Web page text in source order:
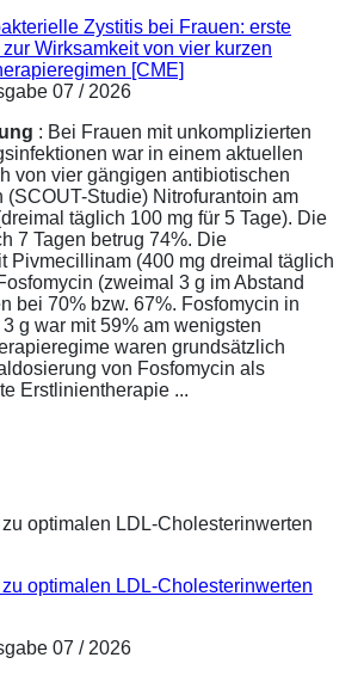
Zystitis bei Frauen: erste
Wirksamkeit von vier kurzen
[CME]
07 / 2026
: Bei Frauen mit unkomplizierten
war in einem aktuellen
von vier gängigen antibiotischen
(SCOUT-Studie) Nitrofurantoin am
täglich 100 mg für 5 Tage). Die
7 Tagen betrug 74%. Die
Pivmecillinam (400 mg dreimal täglich
(zweimal 3 g im Abstand
bei 70% bzw. 67%. Fosfomycin in
g war mit 59% am wenigsten
waren grundsätzlich
von Fosfomycin als
Erstlinientherapie ...
optimalen LDL-Cholesterinwerten
07 / 2026